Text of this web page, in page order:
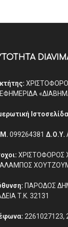
099264381 Δ.Ο.Υ.
ΧΡΙΣΤΟΦΟΡΟΣ
ΠΑΡΟΔΟΣ
Τ.Κ. 32131
2261027123,